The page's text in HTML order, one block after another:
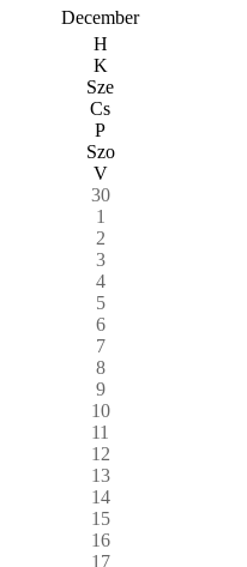
December
H
K
Sze
Cs
P
Szo
V
30
1
2
3
4
5
6
7
8
9
10
11
12
13
14
15
16
17